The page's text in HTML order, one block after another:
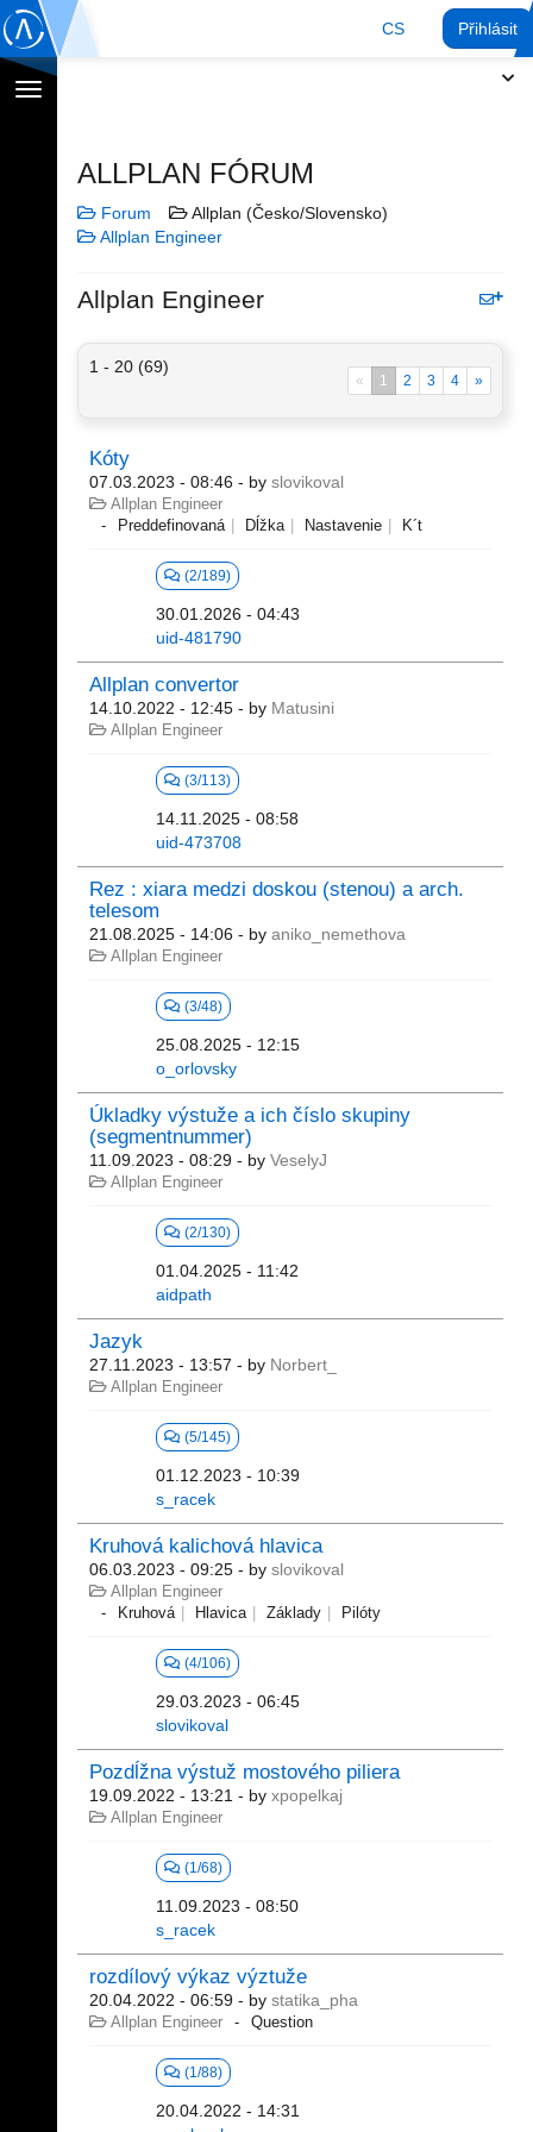
CS Přihlásit
Přepnout
ALLPLAN FÓRUM
Forum
Allplan (Česko/Slovensko)
Allplan Engineer
Allplan Engineer
1 - 20 (69)
« 1 2 3 4 »
Kóty
07.03.2023 - 08:46 - by slovikoval
Allplan Engineer
Preddefinovaná
Dĺžka Nastavenie K´t
(2/189)
30.01.2026 - 04:43
uid-481790
Allplan convertor
14.10.2022 - 12:45 - by Matusini
Allplan Engineer
(3/113)
14.11.2025 - 08:58
uid-473708
Rez : xiara medzi doskou (stenou) a arch.
telesom
21.08.2025 - 14:06 - by aniko_nemethova
Allplan Engineer
(3/48)
25.08.2025 - 12:15
o_orlovsky
Úkladky výstuže a ich číslo skupiny
(segmentnummer)
11.09.2023 - 08:29 - by VeselyJ
Allplan Engineer
(2/130)
01.04.2025 - 11:42
aidpath
Jazyk
27.11.2023 - 13:57 - by Norbert_
Allplan Engineer
(5/145)
01.12.2023 - 10:39
s_racek
Kruhová kalichová hlavica
06.03.2023 - 09:25 - by slovikoval
Allplan Engineer
Kruhová
Hlavica Základy Pilóty
(4/106)
29.03.2023 - 06:45
slovikoval
Pozdĺžna výstuž mostového piliera
19.09.2022 - 13:21 - by xpopelkaj
Allplan Engineer
(1/68)
11.09.2023 - 08:50
s_racek
rozdílový výkaz výztuže
20.04.2022 - 06:59 - by statika_pha
Allplan Engineer Question
(1/88)
20.04.2022 - 14:31